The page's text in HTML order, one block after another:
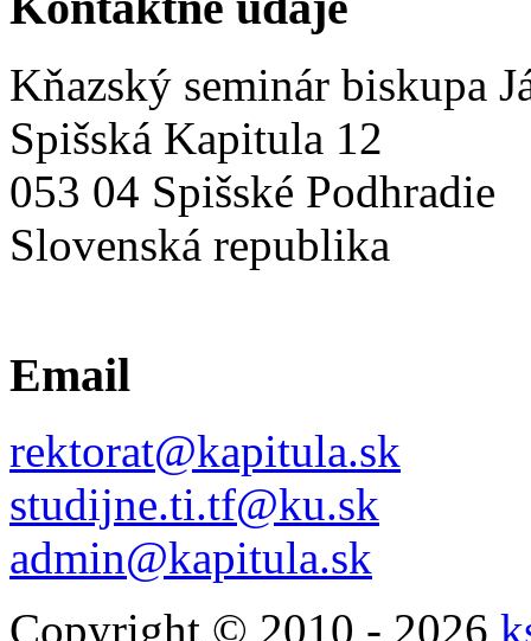
Kňazský seminár biskupa
Spišská Kapitula 12
053 04 Spišské Podhradie
Slovenská republika
Email
rektorat@kapitula.sk
studijne.ti.tf@ku.sk
admin@kapitula.sk
Copyright © 2010 - 2026